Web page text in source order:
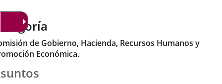
de Gobierno, Hacienda, Recursos Humanos y
Económica.